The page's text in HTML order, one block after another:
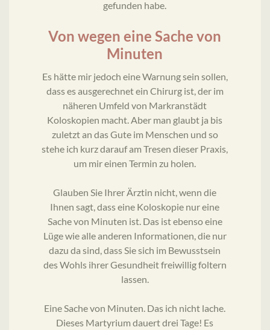
gefunden habe.
Von wegen eine Sache von
Minuten
Es hätte mir jedoch eine Warnung sein sollen,
dass es ausgerechnet ein Chirurg ist, der im
näheren Umfeld von Markranstädt
Koloskopien macht. Aber man glaubt ja bis
zuletzt an das Gute im Menschen und so
stehe ich kurz darauf am Tresen dieser Praxis,
um mir einen Termin zu holen.
Glauben Sie Ihrer Ärztin nicht, wenn die
Ihnen sagt, dass eine Koloskopie nur eine
Sache von Minuten ist. Das ist ebenso eine
Lüge wie alle anderen Informationen, die nur
dazu da sind, dass Sie sich im Bewusstsein
des Wohls ihrer Gesundheit freiwillig foltern
lassen.
Eine Sache von Minuten. Das ich nicht lache.
Dieses Martyrium dauert drei Tage! Es